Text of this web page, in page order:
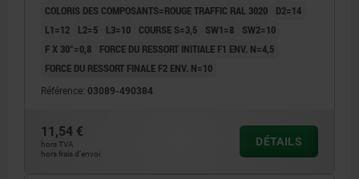
COLORIS DES COMPOSANTS=ROUGE TRAFFIC RAL 3020
D2=14
L1=12
L2=5 L3=10 COURSE S=3,5 SW1=8
SW2=10
F X 30°=0,8
FORCE DU RESSORT INITIALE F1 ENV. N=4,5
FORCE DU RESSORT FINALE F2 ENV. N=10
Référence: 03089-490384
11,54 €
hors TVA
hors frais d’envoi
DÉTAILS